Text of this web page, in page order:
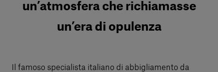
un’atmosfera che richiamasse
un’era di opulenza
Il famoso specialista italiano di abbigliamento da